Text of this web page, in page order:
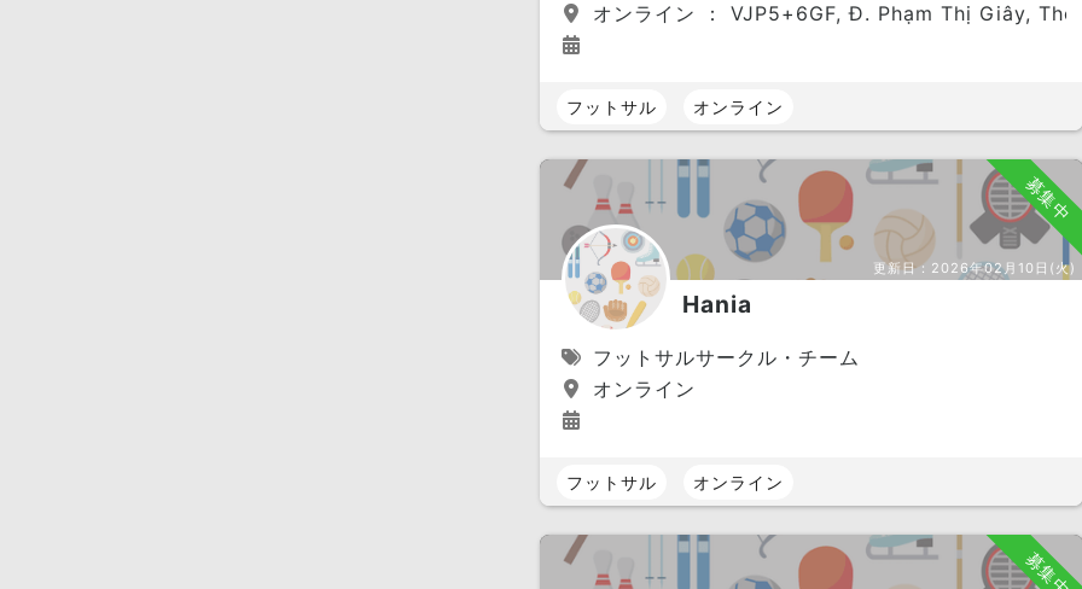
オンライン ： VJP5+6GF, Đ. Phạm Thị Giây,
フットサル オンライン
募集中
更新日： 2026年02月10日(火)
Hania
フットサルサークル・チーム
オンライン
フットサル オンライン
募集中